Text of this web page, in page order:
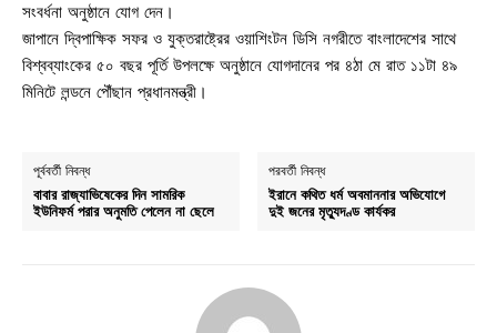
সংবর্ধনা অনুষ্ঠানে যোগ দেন।
জাপানে দ্বিপাক্ষিক সফর ও যুক্তরাষ্ট্রের ওয়াশিংটন ডিসি নগরীতে বাংলাদেশের সাথে
বিশ্বব্যাংকের ৫০ বছর পূর্তি উপলক্ষে অনুষ্ঠানে যোগদানের পর ৪ঠা মে রাত ১১টা ৪৯
মিনিটে লন্ডনে পৌঁছান প্রধানমন্ত্রী।
পূর্ববর্তী নিবন্ধ
বাবার রাজ্যাভিষেকের দিন সামরিক
ইউনিফর্ম পরার অনুমতি পেলেন না ছেলে
পরবর্তী নিবন্ধ
ইরানে কথিত ধর্ম অবমাননার অভিযোগে
দুই জনের মৃত্যুদণ্ড কার্যকর